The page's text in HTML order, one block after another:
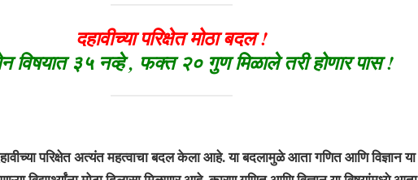
दहावीच्या परिक्षेत मोठा बदल !
विषयात ३५ नव्हे , फक्त २० गुण मिळाले तरी होणार पास !
दहावीच्या परिक्षेत अत्यंत महत्वाचा बदल केला आहे. या बदलामुळे आता गणित आणि विज्ञान या